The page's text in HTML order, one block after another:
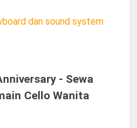
dan sound system
- Sewa
Cello Wanita